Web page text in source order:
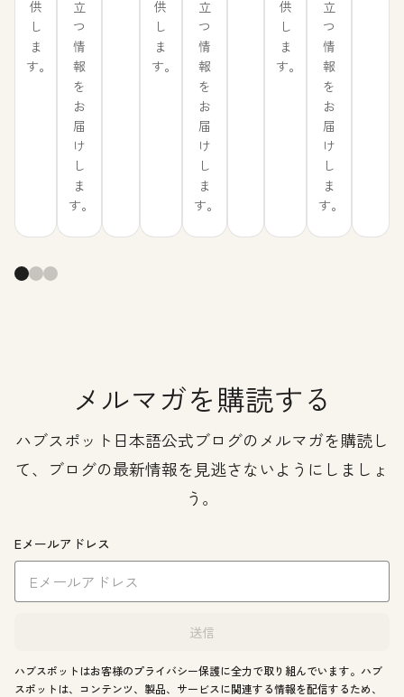
供
し
ま
す。
立
つ
情
報
を
お
届
け
し
ま
す。
供
し
ま
す。
立
つ
情
報
を
お
届
け
し
ま
す。
供
し
ま
す。
立
つ
情
報
を
お
届
け
し
ま
す。
メルマガを購読する
ハブスポット日本語公式ブログのメルマガを購読し
て、ブログの最新情報を見逃さないようにしましょ
う。
Eメールアドレス
送信
ハブスポットはお客様のプライバシー保護に全力で取り組んでいます。ハブ
スポットは、コンテンツ、製品、サービスに関連する情報を配信するため、